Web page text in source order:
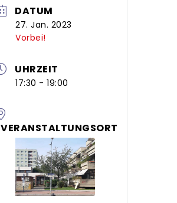
DATUM
27. Jan. 2023
Vorbei!
UHRZEIT
17:30 - 19:00
VERANSTALTUNGSORT